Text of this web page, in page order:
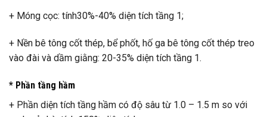
+ Móng cọc: tính30%-40% diện tích tầng 1;
+ Nền bê tông cốt thép, bể phốt, hố ga bê tông cốt thép treo
vào đài và dầm giằng: 20-35% diện tích tầng 1.
* Phần tầng hầm
+ Phần diện tích tầng hầm có độ sâu từ 1.0 – 1.5 m so với